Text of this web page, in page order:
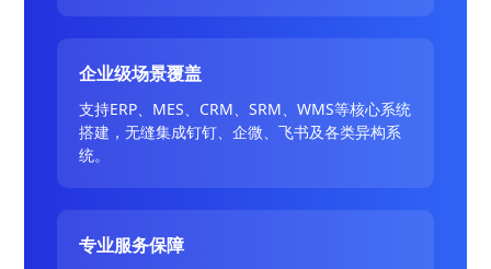
企业级场景覆盖
支持ERP、MES、CRM、SRM、WMS等核心系统
搭建，无缝集成钉钉、企微、飞书及各类异构系
统。
专业服务保障